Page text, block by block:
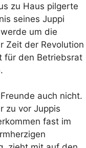
zu Haus pilgerte
seines Juppi
um die
Zeit der Revolution
für den Betriebsrat
auch nicht.
zu vor Juppis
fast im